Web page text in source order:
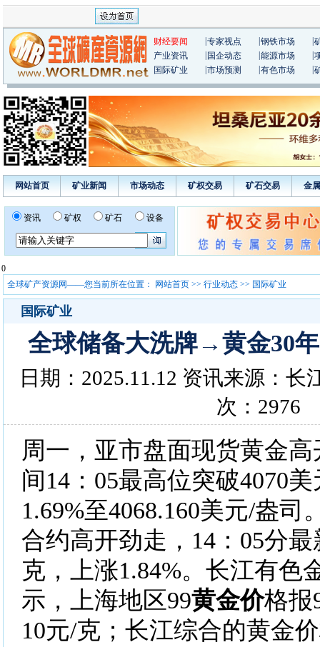
财经要闻 专家视点 钢铁市场
产业资讯
国企动态 能源市场
国际矿业
市场预测 有色市场
网站首页 矿业新闻 市场动态 矿权交易 矿石交易 金
资讯 矿权 矿石 设备
0
全球矿产资源网——您当前所在位置：
网站首页 >> 行业动态 >> 国际矿业
国际矿业
全球储备大洗牌→黄金30
日期：2025.11.12 资讯来源：长
次：2976
周一，亚市盘面现货黄金
间14：05最高位突破4070
1.69%至4068.160美元/盎司
合约高开劲走，14：05分最
克，上涨1.84%。长江有色
示，上海地区99黄金价格报
10元/克；长江综合的黄金